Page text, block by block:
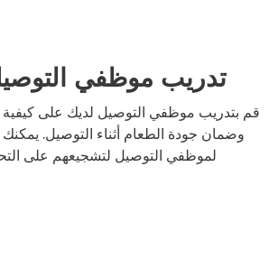
تدريب موظفي
قم بتدريب موظفي التوصيل لديك على كيفية
وضمان جودة الطعام أثناء التوصيل. يمكنك
لموظفي التوصيل لتشجيعهم على